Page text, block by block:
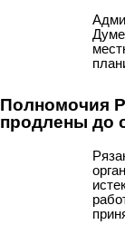
Полномочия
продлены до